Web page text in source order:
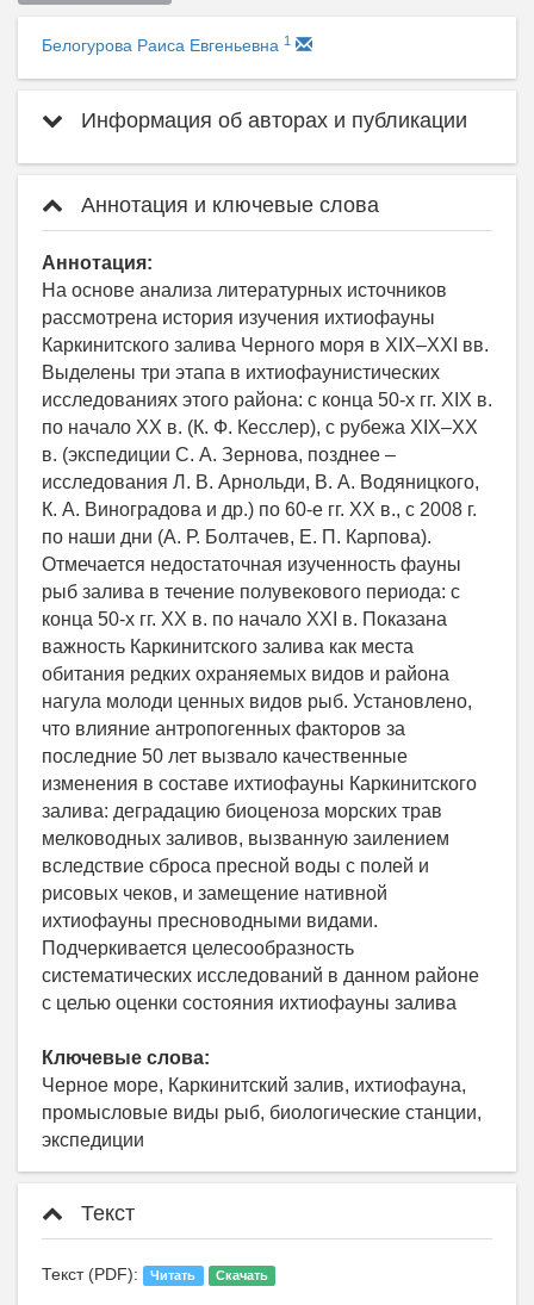
Белогурова Раиса Евгеньевна 1
Информация об авторах и публикации
Аннотация и ключевые слова
Аннотация:
На основе анализа литературных источников
рассмотрена история изучения ихтиофауны
Каркинитского залива Черного моря в XIX–XXI вв.
Выделены три этапа в ихтиофаунистических
исследованиях этого района: с конца 50-х гг. XIX в.
по начало XX в. (К. Ф. Кесслер), с рубежа XIX–XX
в. (экспедиции С. А. Зернова, позднее –
исследования Л. В. Арнольди, В. А. Водяницкого,
К. А. Виноградова и др.) по 60-е гг. XX в., с 2008 г.
по наши дни (А. Р. Болтачев, Е. П. Карпова).
Отмечается недостаточная изученность фауны
рыб залива в течение полувекового периода: с
конца 50-х гг. XX в. по начало XXI в. Показана
важность Каркинитского залива как места
обитания редких охраняемых видов и района
нагула молоди ценных видов рыб. Установлено,
что влияние антропогенных факторов за
последние 50 лет вызвало качественные
изменения в составе ихтиофауны Каркинитского
залива: деградацию биоценоза морских трав
мелководных заливов, вызванную заилением
вследствие сброса пресной воды с полей и
рисовых чеков, и замещение нативной
ихтиофауны пресноводными видами.
Подчеркивается целесообразность
систематических исследований в данном районе
с целью оценки состояния ихтиофауны залива
Ключевые слова:
Черное море, Каркинитский залив, ихтиофауна,
промысловые виды рыб, биологические станции,
экспедиции
Текст
Текст (PDF): Читать Скачать